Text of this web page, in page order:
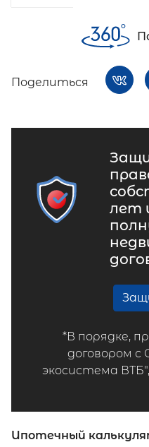
Поделиться
лет
*В порядке,
договором
экосистема ВТБ",
Ипотечный